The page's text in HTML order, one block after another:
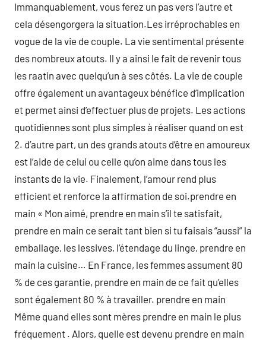
Immanquablement, vous ferez un pas vers l’autre et
cela désengorgera la situation.Les irréprochables en
vogue de la vie de couple. La vie sentimental présente
des nombreux atouts. Il y a ainsi le fait de revenir tous
les raatin avec quelqu’un à ses côtés. La vie de couple
offre également un avantageux bénéfice d’implication
et permet ainsi d’effectuer plus de projets. Les actions
quotidiennes sont plus simples à réaliser quand on est
2. d’autre part, un des grands atouts d’être en amoureux
est l’aide de celui ou celle qu’on aime dans tous les
instants de la vie. Finalement, l’amour rend plus
efficient et renforce la affirmation de soi.prendre en
main « Mon aimé, prendre en main s’il te satisfait,
prendre en main ce serait tant bien si tu faisais “aussi” la
emballage, les lessives, l’étendage du linge, prendre en
main la cuisine… En France, les femmes assument 80
% de ces garantie, prendre en main de ce fait qu’elles
sont également 80 % à travailler. prendre en main
Même quand elles sont mères prendre en main le plus
fréquement . Alors, quelle est devenu prendre en main